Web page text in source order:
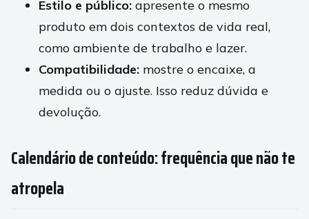
Estilo e público: apresente o mesmo
produto em dois contextos de vida real,
como ambiente de trabalho e lazer.
Compatibilidade: mostre o encaixe, a
medida ou o ajuste. Isso reduz dúvida e
devolução.
Calendário de conteúdo: frequência que não te
atropela